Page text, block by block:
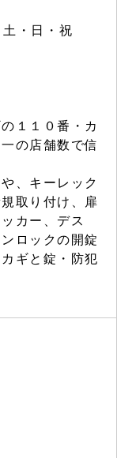
土・日・祝
１１０番・カ
の店舗数で信
、キーレック
取り付け、扉
カー、デス
ロックの開錠
ギと錠・防犯